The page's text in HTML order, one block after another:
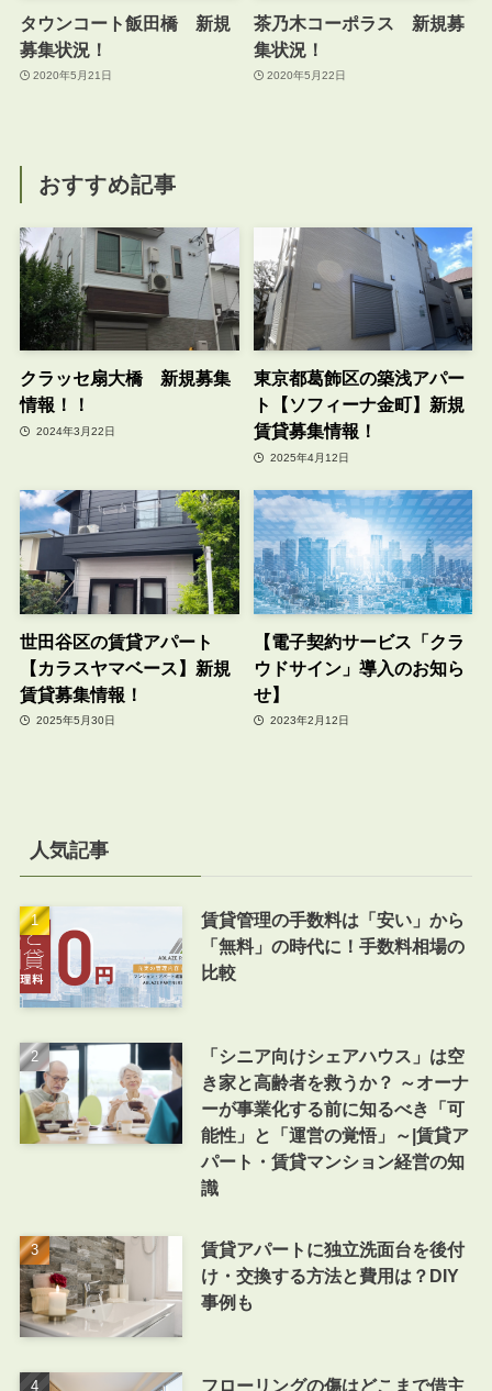
タウンコート飯田橋 新規
募集状況！
2020年5月21日
茶乃木コーポラス 新規募
集状況！
2020年5月22日
おすすめ記事
クラッセ扇大橋 新規募集
情報！！
2024年3月22日
東京都葛飾区の築浅アパー
ト【ソフィーナ金町】新規
賃貸募集情報！
2025年4月12日
世田谷区の賃貸アパート
【カラスヤマベース】新規
賃貸募集情報！
2025年5月30日
【電子契約サービス「クラ
ウドサイン」導入のお知ら
せ】
2023年2月12日
人気記事
賃貸管理の手数料は「安い」から
「無料」の時代に！手数料相場の
比較
「シニア向けシェアハウス」は空
き家と高齢者を救うか？ ～オーナ
ーが事業化する前に知るべき「可
能性」と「運営の覚悟」～|賃貸ア
パート・賃貸マンション経営の知
識
賃貸アパートに独立洗面台を後付
け・交換する方法と費用は？DIY
事例も
フローリングの傷はどこまで借主